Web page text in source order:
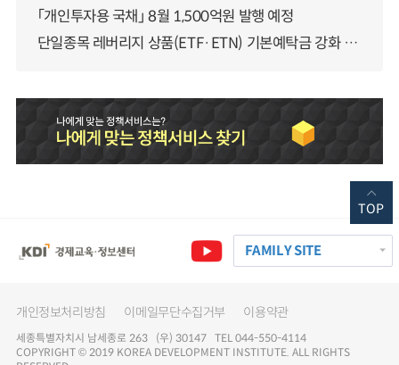
「개인투자용 국채」 8월 1,500억원 발행 예정
단일종목 레버리지 상품(ETF·ETN) 기본예탁금 강화 조기시행 방안 안내
FAMILY SITE
개인정보처리방침 이메일무단수집거부 이용약관
세종특별자치시 남세종로 263 (우) 30147 TEL 044-550-4114
COPYRIGHT © 2019 KOREA DEVELOPMENT INSTITUTE. ALL RIGHTS
TOP